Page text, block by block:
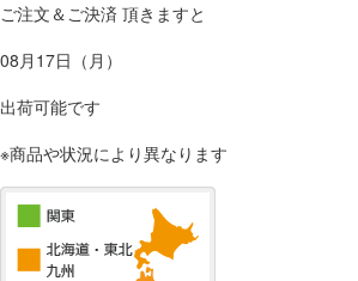
ご注文＆ご決済 頂きますと
08月17日（月）
出荷可能です
※商品や状況により異なります